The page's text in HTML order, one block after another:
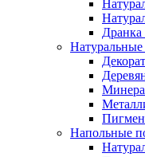
Дранка
Натуральные
Напольные